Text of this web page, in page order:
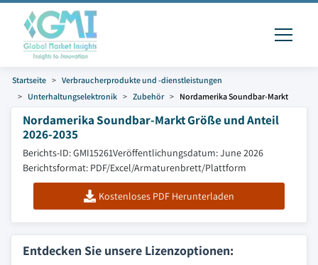
Startseite
Verbraucherprodukte und -dienstleistungen
Unterhaltungselektronik
Zubehör Nordamerika Soundbar-Markt
Nordamerika Soundbar-Markt Größe und Anteil
2026-2035
Berichts-ID: GMI15261Veröffentlichungsdatum: June 2026
Berichtsformat: PDF/Excel/Armaturenbrett/Plattform
Kostenloses PDF Herunterladen
Entdecken Sie unsere Lizenzoptionen: